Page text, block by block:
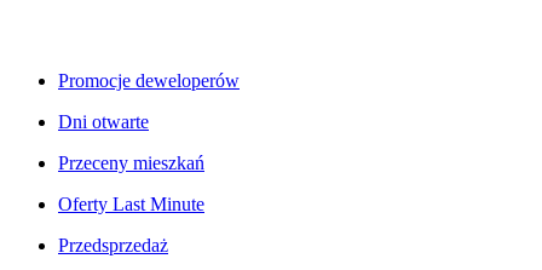
Promocje deweloperów
Dni otwarte
Przeceny mieszkań
Oferty Last Minute
Przedsprzedaż